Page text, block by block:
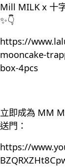
Mill MILK x 十
✨👇
https://
mooncake-
box-4pcs
立即成為 MM
送門：
https://